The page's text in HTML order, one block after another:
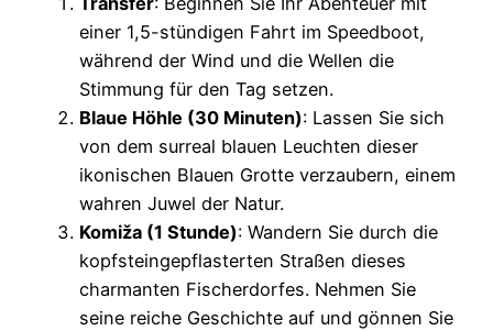
einer 1,5-stündigen Fahrt im Speedboot,
während der Wind und die Wellen die
Stimmung für den Tag setzen.
Blaue Höhle (30 Minuten): Lassen Sie sich
von dem surreal blauen Leuchten dieser
ikonischen Blauen Grotte verzaubern, einem
wahren Juwel der Natur.
Komiža (1 Stunde): Wandern Sie durch die
kopfsteingepflasterten Straßen dieses
charmanten Fischerdorfes. Nehmen Sie
seine reiche Geschichte auf und gönnen Sie